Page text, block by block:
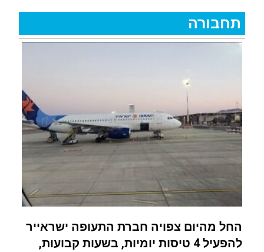
תחבורה
החל מהיום צפויה חברת התעופה ישראייר
להפעיל 4 טיסות יומיות, בשעות קבועות,